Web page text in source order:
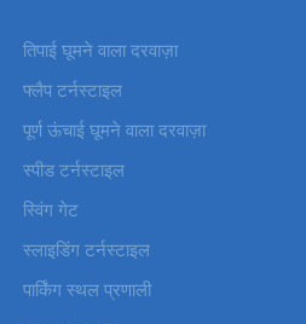
तिपाई घूमने वाला दरवाज़ा
फ्लैप टर्नस्टाइल
पूर्ण ऊंचाई घूमने वाला दरवाज़ा
स्पीड टर्नस्टाइल
स्विंग गेट
स्लाइडिंग टर्नस्टाइल
पार्किंग स्थल प्रणाली